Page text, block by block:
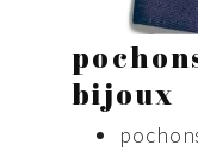
bijoux